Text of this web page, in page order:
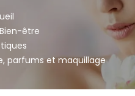
être
parfums et maquillage